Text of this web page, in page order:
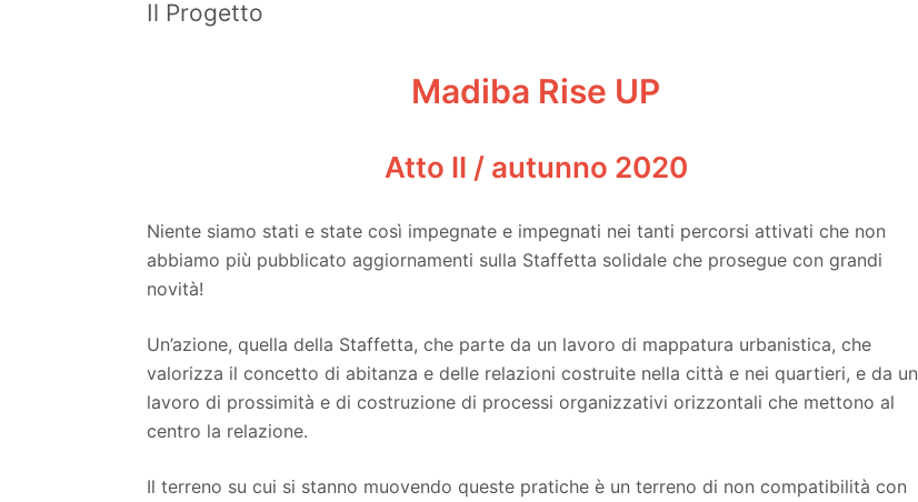
Il Progetto
Madiba Rise UP
Atto II / autunno 2020
Niente siamo stati e state così impegnate e impegnati nei tanti percorsi attivati che non
abbiamo più pubblicato aggiornamenti sulla Staffetta solidale che prosegue con grandi
novità!
Un’azione, quella della Staffetta, che parte da un lavoro di mappatura urbanistica, che
valorizza il concetto di abitanza e delle relazioni costruite nella città e nei quartieri, e da un
lavoro di prossimità e di costruzione di processi organizzativi orizzontali che mettono al
centro la relazione.
Il terreno su cui si stanno muovendo queste pratiche è un terreno di non compatibilità con